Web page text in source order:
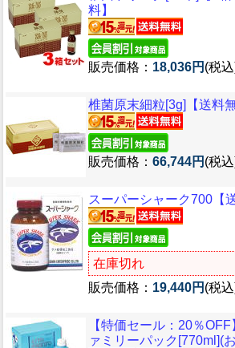
料】
販売価格： 18,036円 (税
椎菌原末細粒[3g]【送料無
販売価格： 66,744円 (税
スーパーシャーク700【
在庫切れ
販売価格： 19,440円 (税
【特価セール：20％
ァミリーパック[770ml](